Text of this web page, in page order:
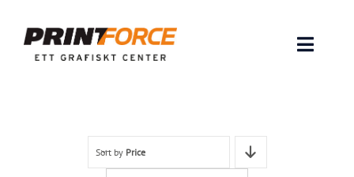
content
Toggle
INSPIRATIONSort by Price